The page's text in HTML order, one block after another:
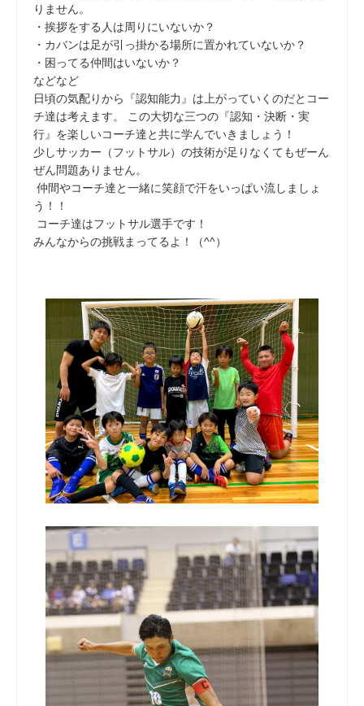
りません。
・挨拶をする人は周りにいないか？
・カバンは足が引っ掛かる場所に置かれていないか？
・困ってる仲間はいないか？
などなど
日頃の気配りから『認知能力』は上がっていくのだとコー
チ達は考えます。 この大切な三つの『認知・決断・実
行』を楽しいコーチ達と共に学んでいきましょう！
少しサッカー（フットサル）の技術が足りなくてもぜーん
ぜん問題ありません。
仲間やコーチ達と一緒に笑顔で汗をいっぱい流しましょ
う！！
コーチ達はフットサル選手です！
みんなからの挑戦まってるよ！（^^）